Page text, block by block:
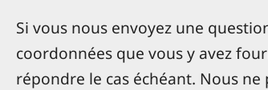
Si vous nous envoyez une
coordonnées que vous y avez
répondre le cas échéant. Nous